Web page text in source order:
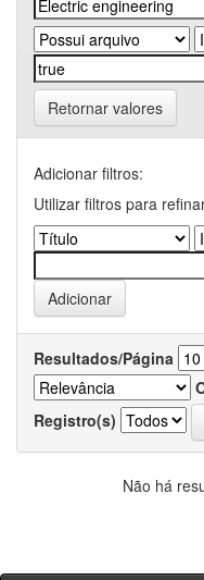
Retornar valores
Adicionar filtros:
Utilizar filtros para
Resultados/Página
Registro(s)
Não há